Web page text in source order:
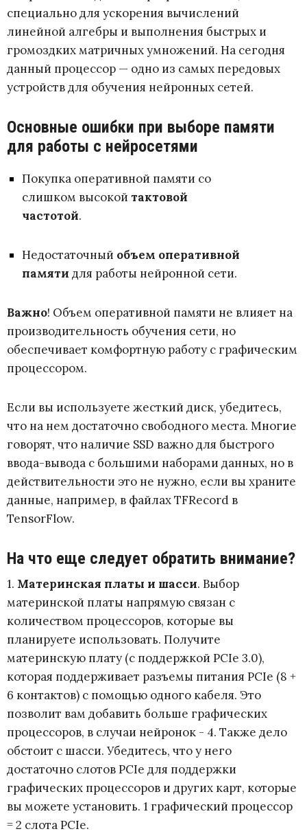
специально для ускорения вычислений
линейной алгебры и выполнения быстрых и
громоздких матричных умножений. На сегодня
данный процессор — одно из самых передовых
устройств для обучения нейронных сетей.
Основные ошибки при выборе памяти
для работы с нейросетями
Покупка оперативной памяти со
слишком высокойтактовой
частотой.
Недостаточный объем оперативной
памяти для работы нейронной сети.
Важно! Объем оперативной памяти не влияет на
производительность обучения сети, но
обеспечивает комфортную работу с графическим
процессором.
Если вы используете жесткий диск, убедитесь,
что на нем достаточно свободного места. Многие
говорят, что наличие SSD важно для быстрого
ввода-вывода с большими наборами данных, но в
действительности это не нужно, если вы храните
данные, например, в файлах TFRecord в
TensorFlow.
На что еще следует обратить внимание?
1. Материнская платы и шасси. Выбор
материнской платы напрямую связан с
количеством процессоров, которые вы
планируете использовать. Получите
материнскую плату (с поддержкой PCIe 3.0),
которая поддерживает разъемы питания PCIe (8 +
6 контактов) с помощью одного кабеля. Это
позволит вам добавить больше графических
процессоров, в случаи нейронок - 4. Также дело
обстоит с шасси. Убедитесь, что у него
достаточно слотов PCIe для поддержки
графических процессоров и других карт, которые
вы можете установить. 1 графический процессор
= 2 слота PCIe.